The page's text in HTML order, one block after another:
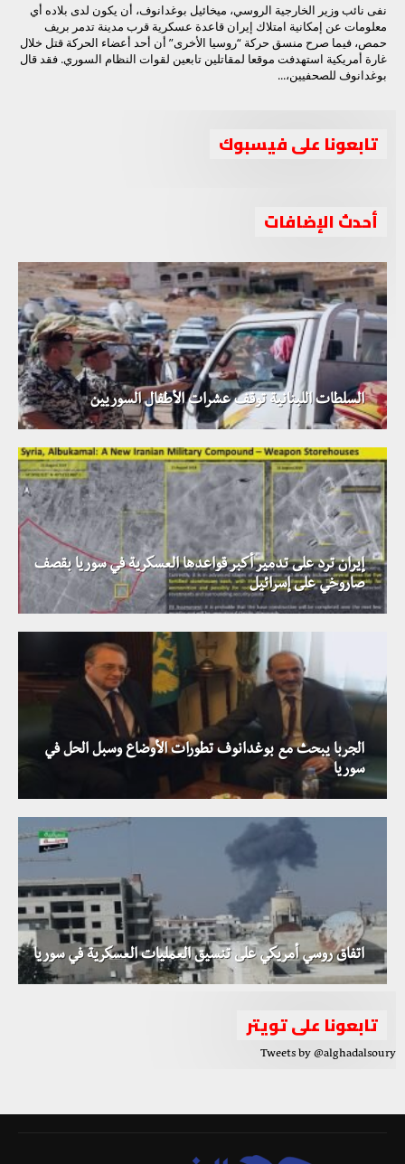
نفى نائب وزير الخارجية الروسي، ميخائيل بوغدانوف، أن يكون لدى بلاده أي
معلومات عن إمكانية امتلاك إيران قاعدة عسكرية قرب مدينة تدمر بريف
حمص، فيما صرح منسق حركة “روسيا الأخرى” أن أحد أعضاء الحركة قتل خلال
غارة أمريكية استهدفت موقعا لمقاتلين تابعين لقوات النظام السوري. فقد قال
بوغدانوف للصحفيين،...
تابعونا على فيسبوك
أحدث الإضافات
السلطات اللبنانية توقف عشرات الأطفال السوريين
إيران ترد على تدمير أكبر قواعدها العسكرية في سوريا بقصف
صاروخي على إسرائيل
الجربا يبحث مع بوغدانوف تطورات الأوضاع وسبل الحل في
سوريا
اتفاق روسي أمريكي على تنسيق العمليات العسكرية في سوريا
تابعونا على تويتر
Tweets by @alghadalsoury